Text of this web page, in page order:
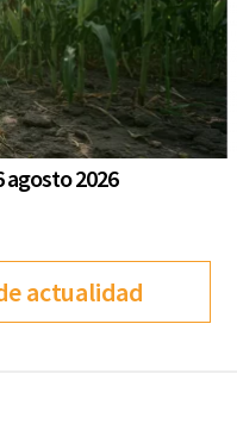
agosto 2026
actualidad